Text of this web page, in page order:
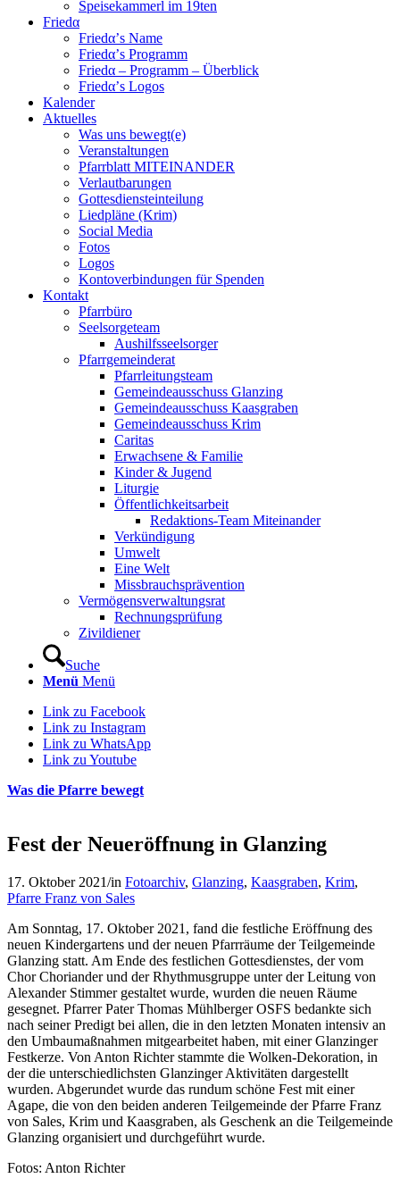
Speisekammerl im 19ten
Friedα
Friedα’s Name
Friedα’s Programm
Friedα – Programm – Überblick
Friedα’s Logos
Kalender
Aktuelles
Was uns bewegt(e)
Veranstaltungen
Pfarrblatt MITEINANDER
Verlautbarungen
Gottesdiensteinteilung
Liedpläne (Krim)
Social Media
Fotos
Logos
Kontoverbindungen für Spenden
Kontakt
Pfarrbüro
Seelsorgeteam
Aushilfsseelsorger
Pfarrgemeinderat
Pfarrleitungsteam
Gemeindeausschuss Glanzing
Gemeindeausschuss Kaasgraben
Gemeindeausschuss Krim
Caritas
Erwachsene & Familie
Kinder & Jugend
Liturgie
Öffentlichkeitsarbeit
Redaktions-Team Miteinander
Verkündigung
Umwelt
Eine Welt
Missbrauchsprävention
Vermögensverwaltungsrat
Rechnungsprüfung
Zivildiener
Suche
Menü Menü
Link zu Facebook
Link zu Instagram
Link zu WhatsApp
Link zu Youtube
Was die Pfarre bewegt
Fest der Neueröffnung in Glanzing
17. Oktober 2021/in Fotoarchiv, Glanzing, Kaasgraben, Krim,
Pfarre Franz von Sales
Am Sonntag, 17. Oktober 2021, fand die festliche Eröffnung des
neuen Kindergartens und der neuen Pfarrräume der Teilgemeinde
Glanzing statt. Am Ende des festlichen Gottesdienstes, der vom
Chor Choriander und der Rhythmusgruppe unter der Leitung von
Alexander Stimmer gestaltet wurde, wurden die neuen Räume
gesegnet. Pfarrer Pater Thomas Mühlberger OSFS bedankte sich
nach seiner Predigt bei allen, die in den letzten Monaten intensiv an
den Umbaumaßnahmen mitgearbeitet haben, mit einer Glanzinger
Festkerze. Von Anton Richter stammte die Wolken-Dekoration, in
der die unterschiedlichsten Glanzinger Aktivitäten dargestellt
wurden. Abgerundet wurde das rundum schöne Fest mit einer
Agape, die von den beiden anderen Teilgemeinde der Pfarre Franz
von Sales, Krim und Kaasgraben, als Geschenk an die Teilgemeinde
Glanzing organisiert und durchgeführt wurde.
Fotos: Anton Richter